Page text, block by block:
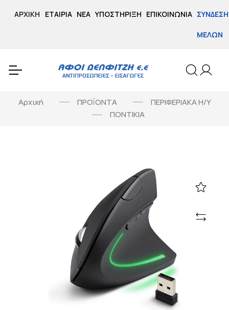
ΑΡΧΙΚΉ ΕΤΑΙΡΊΑ ΝΈΑ ΥΠΟΣΤΉΡΙΞΗ ΕΠΙΚΟΙΝΩΝΊΑ ΣΎΝΔΕΣΗ
ΜΕΛΏΝ
Αρχική ΠΡΟΪΟΝΤΑ
ΠΕΡΙΦΕΡΙΑΚΑ Η/Υ
ΠΟΝΤΙΚΙΑ